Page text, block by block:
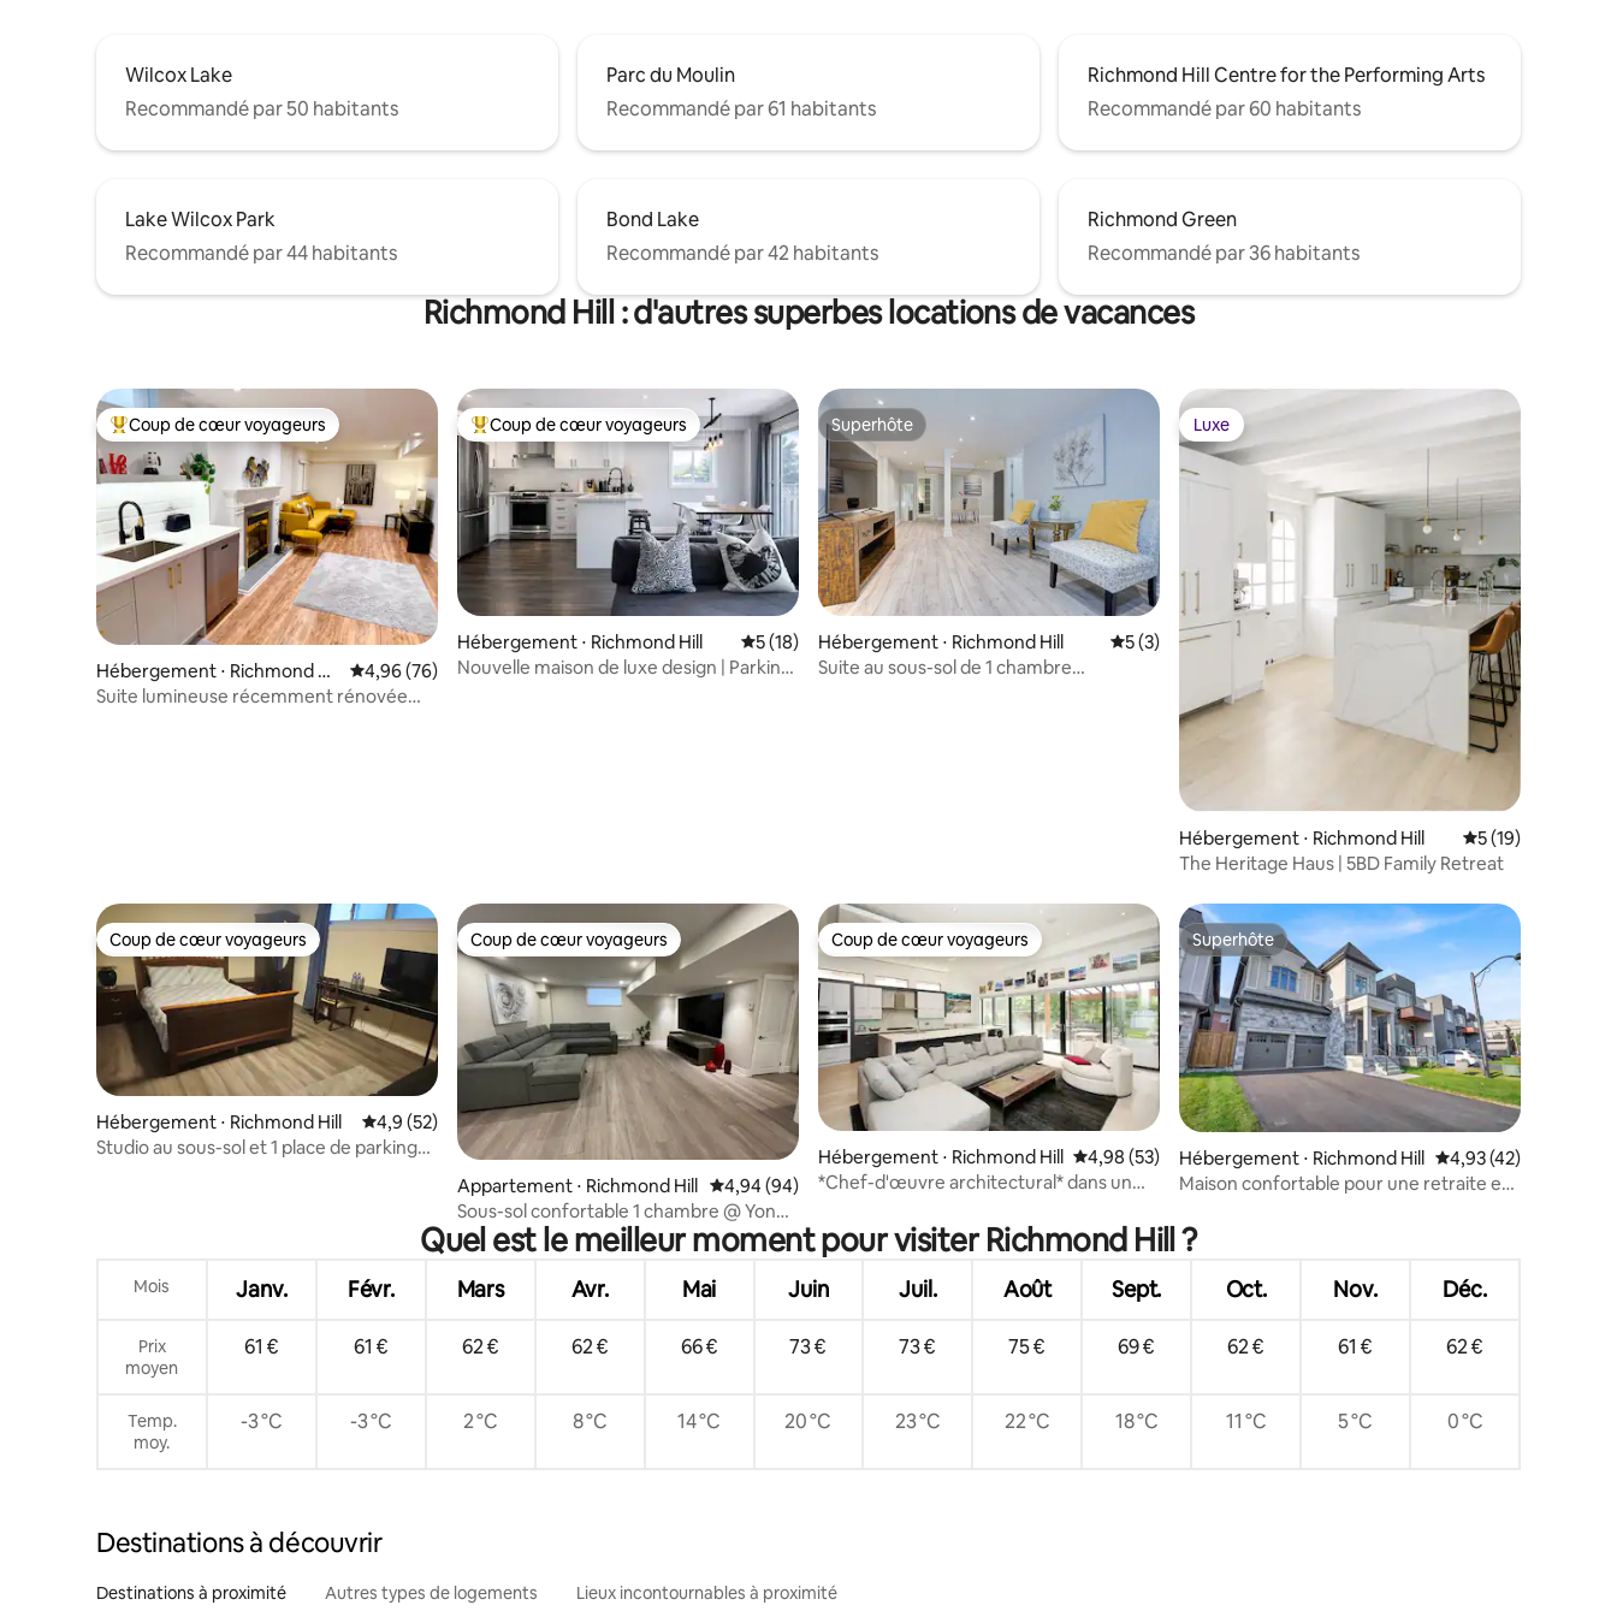
Wilcox Lake
Recommandé par 50 habitants
Parc du Moulin
Recommandé par 61 habitants
Richmond Hill Centre for the Performing Arts
Recommandé par 60 habitants
Lake Wilcox Park
Recommandé par 44 habitants
Bond Lake
Recommandé par 42 habitants
Richmond Green
Recommandé par 36 habitants
Richmond Hill : d'autres superbes locations de vacances
Coups de cœur voyageurs les plus appréciés
Coup de cœur voyageurs
Hébergement ⋅ Richmond Hil
l
Évaluation moyenne sur la base de 76 commentaires : 4,96 sur 5
4,96 (76)
Suite lumineuse récemment rénovée
Coups de cœur voyageurs les plus appréciés
Coup de cœur voyageurs
Hébergement ⋅ Richmond Hill Évaluation moyenne sur la base de 18 commentaires : 5 sur 5
5 (18)
Nouvelle maison de luxe design | Parking
Superhôte
Superhôte
Hébergement ⋅ Richmond Hill Évaluation moyenne sur la base de 3 commentaires : 5 sur 5
5 (3)
Suite au sous-sol de 1 chambre
Luxe
Luxe
Hébergement ⋅ Richmond Hill Évaluation
5 (19)
The Heritage Haus | 5BD Family Retreat
Coup de cœur voyageurs
Coup de cœur voyageurs
Hébergement ⋅ Richmond Hill Évaluation moyenne sur la base de 52 commentaires : 4,9 sur 5
4,9 (52)
Studio au sous-sol et 1 place de parking
Coup de cœur voyageurs
Coup de cœur voyageurs
Appartement ⋅ Richmond Hill Évaluation moyenne sur la base de 94 commentaires : 4,94 sur 5
4,94 (94)
Sous-sol confortable 1 chambre @ Yonge
St. avec parking gratuit
Coup de cœur voyageurs
Coup de cœur voyageurs
Hébergement ⋅ Richmond Hill Évaluation moyenne sur la base de 53 commentaires : 4,98 sur 5
4,98 (53)
*Chef-d'œuvre architectural* dans un
Superhôte
Superhôte
Hébergement ⋅ Richmond Hill Évaluation moyenne
4,93 (42)
Maison confortable pour une retraite en
Quel est le meilleur moment pour visiter Richmond Hill ?
Mois Janv. Févr. Mars Avr. Mai Juin Juil. Août Sept. Oct. Nov. Déc.
Prix
moyen
61 € 61 € 62 € 62 € 66 € 73 € 73 € 75 € 69 € 62 € 61 € 62 €
Temp.
moy.
-3 °C -3 °C 2 °C 8 °C 14 °C 20 °C 23 °C 22 °C 18 °C 11 °C 5 °C 0 °C
Destinations à découvrir
Destinations à proximité Autres types de logements Lieux incontournables à proximité